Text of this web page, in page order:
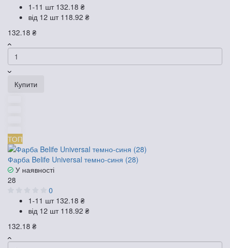
1-11 шт 132.18 ₴
від 12 шт 118.92 ₴
132.18 ₴
Купити
ТОП
Фарба Belife Universal темно-синя (28)
У наявності
28
0
1-11 шт 132.18 ₴
від 12 шт 118.92 ₴
132.18 ₴